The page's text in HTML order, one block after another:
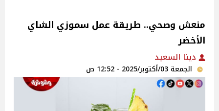
منعش وصحي.. طريقة عمل سموزي الشاي
الأخضر
دينا السعيد
الجمعة 03/أكتوبر/2025 - 12:52 ص